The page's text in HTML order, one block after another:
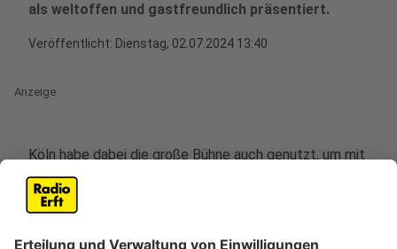
als weltoffen und gastfreundlich präsentiert.
Veröffentlicht: Dienstag, 02.07.2024 13:40
Anzeige
Köln habe dabei die große Bühne auch genutzt, um mit
den vielen inklusiven Angebote seine Vielfalt zu
zeigen. Kölns Sportdezernent Voigtsberger sagte,
keine deutsche Stadt habe zur EM mehr inklusive
Angebote gemacht als Köln, sowohl für die Besucher